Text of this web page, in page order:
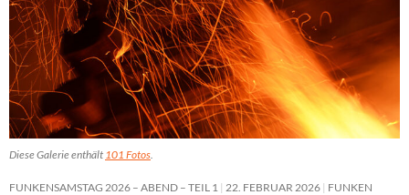
Diese Galerie enthält 101 Fotos
FUNKENSAMSTAG 2026 – ABEND – TEIL 1 22. FEBRUAR 2026 FUNKEN